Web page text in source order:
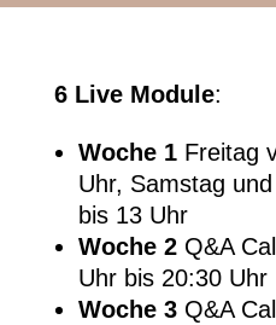
6 Live Module:
Woche 1Freitag
Uhr, Samstag
bis 13 Uhr
Woche 2Q&A
Uhr bis 20:30 Uhr
Woche 3 Q&A